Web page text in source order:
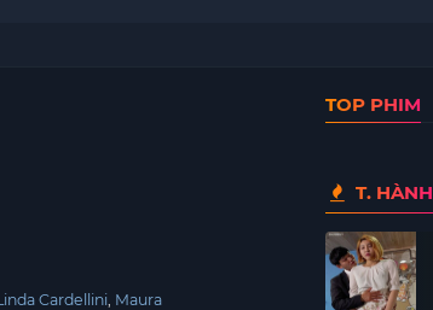
Cardellini Maura
TOP PHIM
T. HÀNH